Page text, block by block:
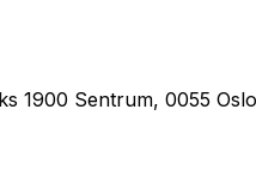
1900 Sentrum, 0055